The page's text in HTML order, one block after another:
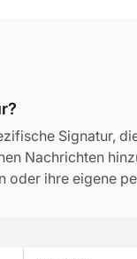
Signatur,
Nachrichten
oder ihre eigene